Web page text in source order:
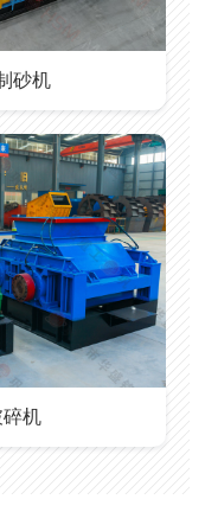
砂机
机